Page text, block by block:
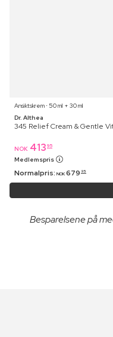
Ansiktskrem ⋅ 50 ml + 30 ml
Dr. Althea
345 Relief Cream & Gentle
NOK 413 95
Medlemspris
Normalpris: NOK 679 95
Besparelsene på